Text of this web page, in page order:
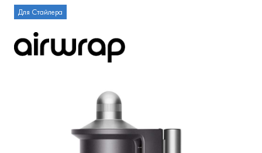
Для Стайлера